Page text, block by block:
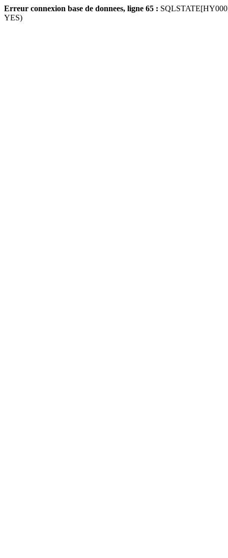
Erreur connexion base de donnees, ligne 65 :
YES)